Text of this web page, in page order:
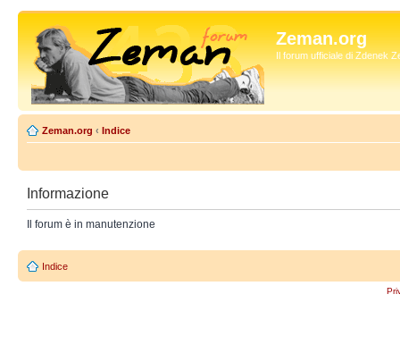
Zeman.org
Il forum ufficiale di Zdenek
Zeman.org ‹ Indice
Informazione
Il forum è in manutenzione
Indice